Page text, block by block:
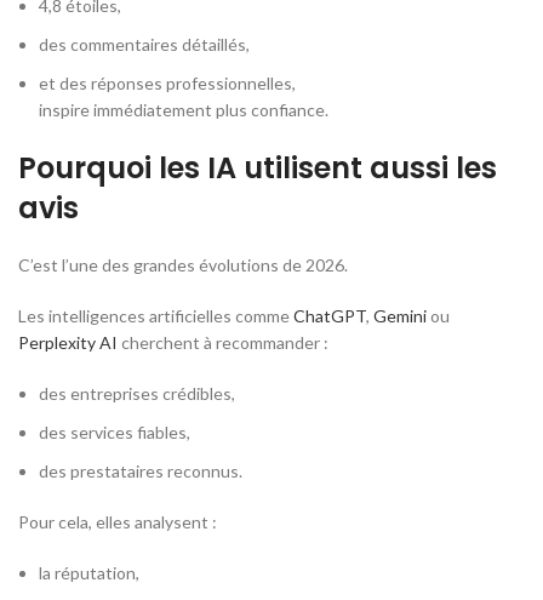
4,8 étoiles,
des commentaires détaillés,
et des réponses professionnelles,
inspire immédiatement plus confiance.
Pourquoi les IA utilisent aussi les
avis
C’est l’une des grandes évolutions de 2026.
Les intelligences artificielles commeChatGPT, Geminiou
Perplexity AI cherchent à recommander :
des entreprises crédibles,
des services fiables,
des prestataires reconnus.
Pour cela, elles analysent :
la réputation,